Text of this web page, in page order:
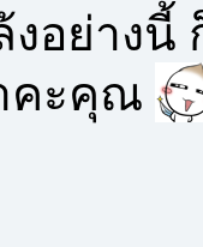
งอย่างนี้
คะคุณ